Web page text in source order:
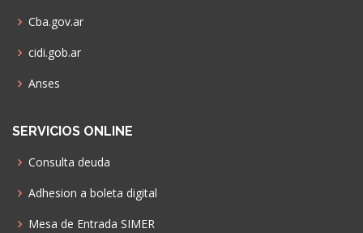
Cba.gov.ar
cidi.gob.ar
Anses
SERVICIOS ONLINE
Consulta deuda
Adhesion a boleta digital
Mesa de Entrada SIMER